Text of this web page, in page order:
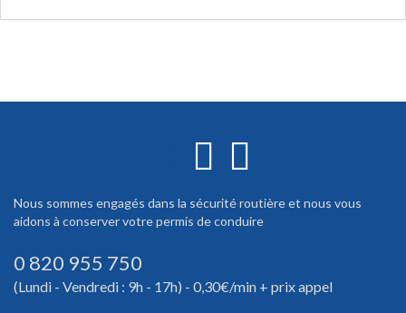
Nous sommes engagés dans la sécurité routière et nous vous
aidons à conserver votre permis de conduire
0 820 955 750
(Lundi - Vendredi : 9h - 17h) - 0,30€/min + prix appel